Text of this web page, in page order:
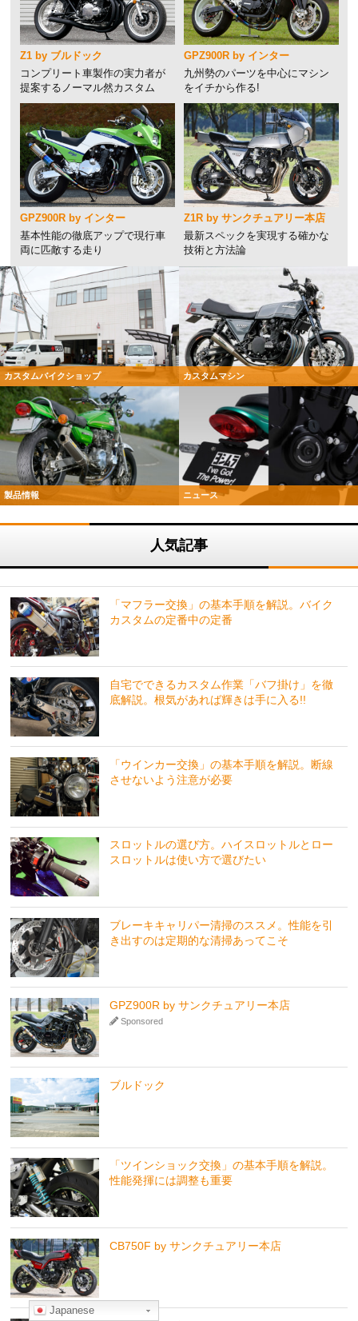
Z1 by ブルドック
コンプリート車製作の実力者が
提案するノーマル然カスタム
GPZ900R by インター
九州勢のパーツを中心にマシン
をイチから作る!
GPZ900R by インター
基本性能の徹底アップで現行車
両に匹敵する走り
Z1R by サンクチュアリー本店
最新スペックを実現する確かな
技術と方法論
カスタムバイクショップ カスタムマシン
製品情報 ニュース
人気記事
「マフラー交換」の基本手順を解説。バイク
カスタムの定番中の定番
自宅でできるカスタム作業「バフ掛け」を徹
底解説。根気があれば輝きは手に入る!!
「ウインカー交換」の基本手順を解説。断線
させないよう注意が必要
スロットルの選び方。ハイスロットルとロー
スロットルは使い方で選びたい
ブレーキキャリパー清掃のススメ。性能を引
き出すのは定期的な清掃あってこそ
GPZ900R by サンクチュアリー本店
Sponsored
ブルドック
「ツインショック交換」の基本手順を解説。
性能発揮には調整も重要
CB750F by サンクチュアリー本店
Japanese